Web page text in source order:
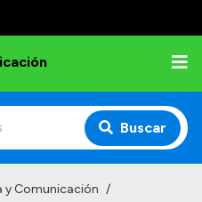
Buscar
y Comunicación /